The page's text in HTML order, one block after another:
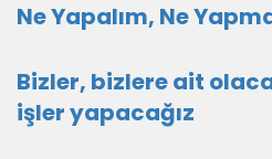
Ne Yapalım, Ne
Bizler, bizlere ait
işler yapacağız